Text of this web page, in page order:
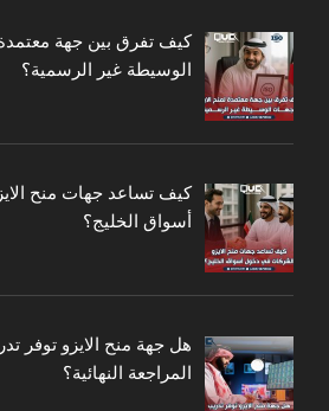
كيف تفرق بين جهة معتمدة
الوسيطة غير الرسمية؟
كيف تساعد جهات منح
أسواق الخليج؟
هل جهة منح الايزو توفر
المراجعة النهائية؟